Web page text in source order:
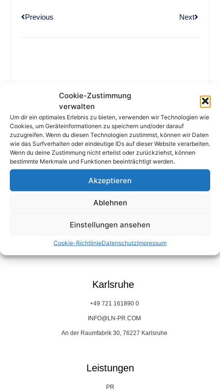
Cookie-Zustimmung
verwalten
Um dir ein optimales Erlebnis zu bieten, verwenden wir Technologien wie
Cookies, um Geräteinformationen zu speichern und/oder darauf
zuzugreifen. Wenn du diesen Technologien zustimmst, können wir Daten
wie das Surfverhalten oder eindeutige IDs auf dieser Website verarbeiten.
Wenn du deine Zustimmung nicht erteilst oder zurückziehst, können
bestimmte Merkmale und Funktionen beeinträchtigt werden.
Akzeptieren
Ablehnen
Einstellungen ansehen
Cookie-RichtlinieDatenschutzImpressum
Previous Next
MEHR AUS DEM NEWSROOM
München
Karlsruhe
+49 721 161890 0
INFO@LN-PR.COM
An der Raumfabrik 30, 76227 Karlsruhe
Leistungen
PR